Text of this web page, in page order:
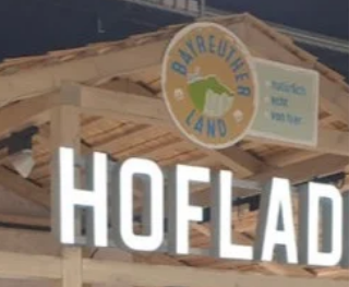
30. Sept. 2023 1 Min. Lesezeit
Bunt, Lebendig, Wir-Gefühl